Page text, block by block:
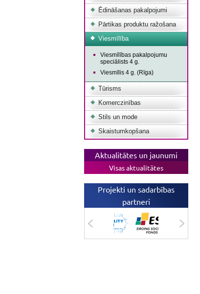
Ēdināšanas pakalpojumi
Pārtikas produktu ražošana
Viesmīlība
Viesmīlības pakalpojumu
speciālists 4 g.
Viesmīlis 4 g. (Rīga)
Tūrisms
Komerczinības
Stils un mode
Skaistumkopšana
Aktualitātes un jaunumi
Visas aktualitātes
Projekti un sadarbības
partneri